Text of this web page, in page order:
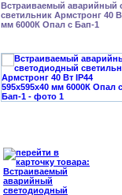
Встраиваемый аварийный
светильник Армстронг 40
мм 6000К Опал с Бап-1